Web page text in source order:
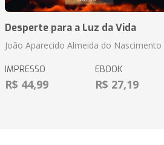
Desperte para a Luz da Vida
João Aparecido Almeida do Nascimento
IMPRESSO
R$ 44,99
EBOOK
R$ 27,19